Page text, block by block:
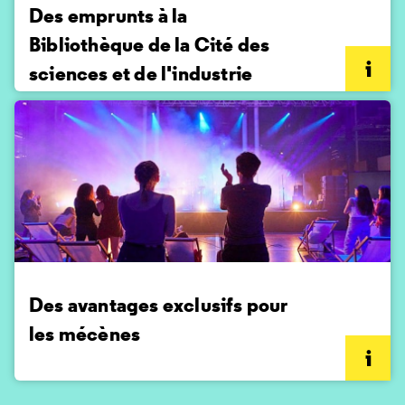
Des emprunts à la
Bibliothèque de la Cité des
sciences et de l'industrie
(informations complémentaires)
Des avantages exclusifs pour
les mécènes
(informations complémentaires)